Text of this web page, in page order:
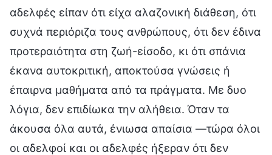
αδελφές είπαν ότι είχα αλαζονική διάθεση, ότι
συχνά περιόριζα τους ανθρώπους, ότι δεν έδινα
προτεραιότητα στη ζωή-είσοδο, κι ότι σπάνια
έκανα αυτοκριτική, αποκτούσα γνώσεις ή
έπαιρνα μαθήματα από τα πράγματα. Με δυο
λόγια, δεν επιδίωκα την αλήθεια. Όταν τα
άκουσα όλα αυτά, ένιωσα απαίσια —τώρα όλοι
οι αδελφοί και οι αδελφές ήξεραν ότι δεν